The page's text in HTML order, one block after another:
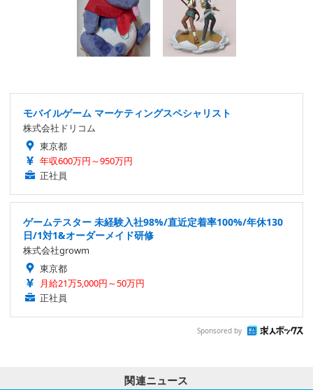
モバイルゲーム マーケティングスペシャリスト
株式会社ドリコム
東京都
年収600万円～950万円
正社員
ゲームテスター 未経験入社98%/直近定着率100%/年休130
日/1対1&オーダーメイド研修
株式会社growm
東京都
月給21万5,000円～50万円
正社員
Sponsored by
関連ニュース